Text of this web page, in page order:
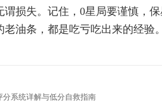
谓损失。记住，0星局要谨慎，
老油条，都是吃亏吃出来的经验
系统详解与低分自救指南